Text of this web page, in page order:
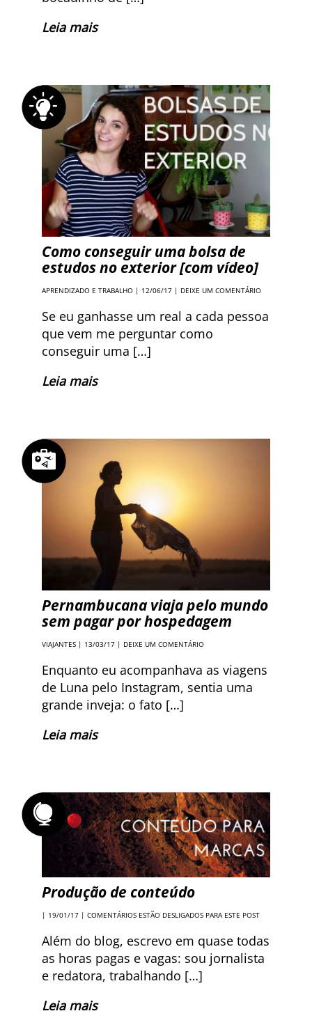
Leia mais
Como conseguir uma bolsa de
estudos no exterior [com vídeo]
APRENDIZADO E TRABALHO | 12/06/17 | DEIXE UM COMENTÁRIO
Se eu ganhasse um real a cada pessoa
que vem me perguntar como
conseguir uma […]
Leia mais
Pernambucana viaja pelo mundo
sem pagar por hospedagem
VIAJANTES | 13/03/17 | DEIXE UM COMENTÁRIO
Enquanto eu acompanhava as viagens
de Luna pelo Instagram, sentia uma
grande inveja: o fato […]
Leia mais
Produção de conteúdo
| 19/01/17 | COMENTÁRIOS ESTÃO DESLIGADOS PARA ESTE POST
Além do blog, escrevo em quase todas
as horas pagas e vagas: sou jornalista
e redatora, trabalhando […]
Leia mais